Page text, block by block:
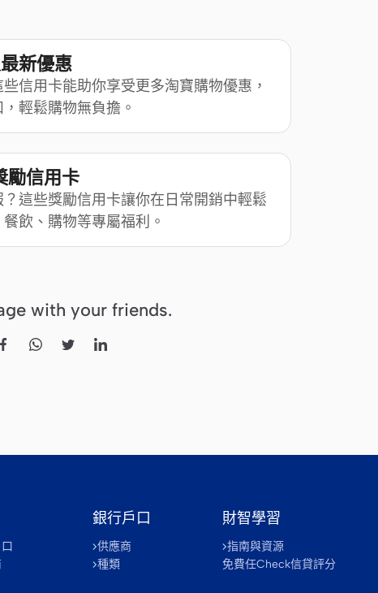
新優惠
信用卡能助你享受更多淘寶購物優惠，
輕鬆購物無負擔。
勵信用卡
這些獎勵信用卡讓你在日常開銷中輕鬆
飲、購物等專屬福利。
with your friends.
  
銀行戶口
供應商
種類
財智學習
指南與資源
免費任Check信貸評分